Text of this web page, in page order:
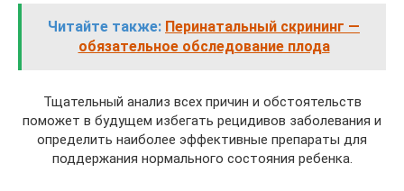
Читайте также: Перинатальный скрининг —
обязательное обследование плода
Тщательный анализ всех причин и обстоятельств
поможет в будущем избегать рецидивов заболевания и
определить наиболее эффективные препараты для
поддержания нормального состояния ребенка.